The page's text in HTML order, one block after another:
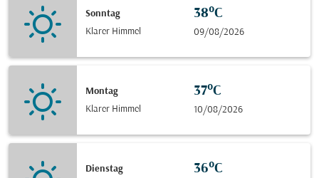
Sonntag
Klarer Himmel
38°C
09/08/2026
Montag
Klarer Himmel
37°C
10/08/2026
Dienstag
36°C